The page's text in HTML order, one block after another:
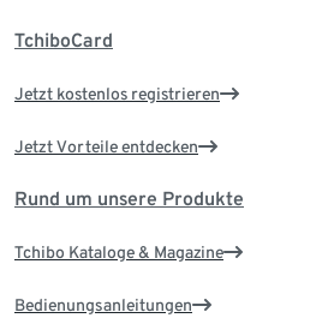
TchiboCard
Jetzt kostenlos registrieren
Jetzt Vorteile entdecken
Rund um unsere Produkte
Tchibo Kataloge & Magazine
Bedienungsanleitungen